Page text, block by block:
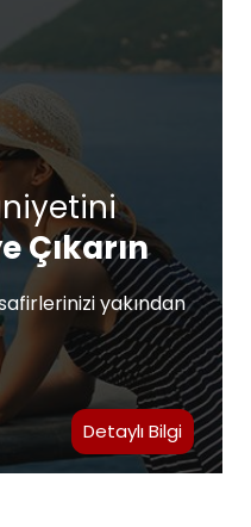
Çıkarın
yakından
Detaylı Bilgi